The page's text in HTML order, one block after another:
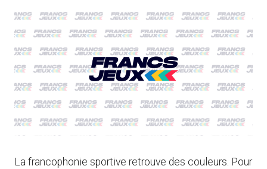
La francophonie sportive retrouve des couleurs. Pour